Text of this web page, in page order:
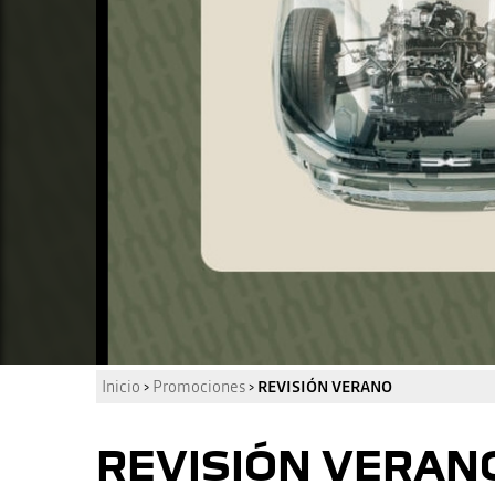
Inicio › Promociones› REVISIÓN VERANO
REVISIÓN